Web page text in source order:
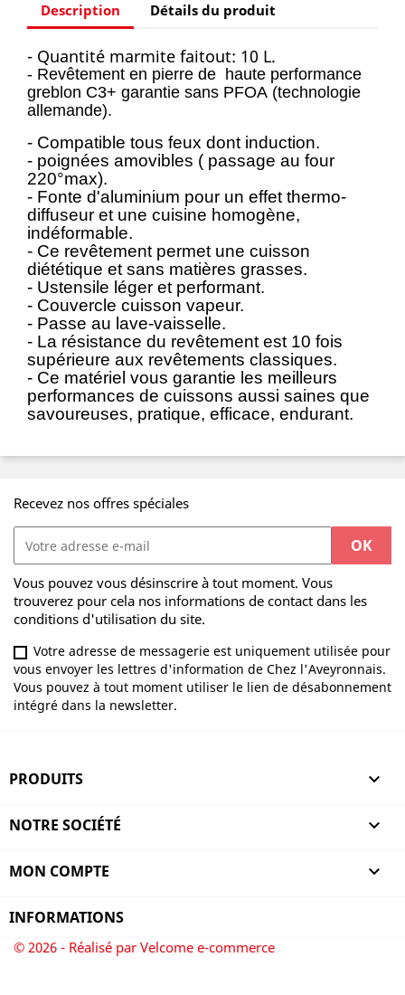
Description Détails du produit
- Quantité marmite faitout: 10 L.
- Revêtement en pierre de haute performance
greblon C3+ garantie sans PFOA (technologie
allemande).
- Compatible tous feux dont induction.
- poignées amovibles ( passage au four
220°max).
- Fonte d'aluminium pour un effet thermo-
diffuseur et une cuisine homogène,
indéformable.
- Ce revêtement permet une cuisson
diététique et sans matières grasses.
- Ustensile léger et performant.
- Couvercle cuisson vapeur.
- Passe au lave-vaisselle.
- La résistance du revêtement est 10 fois
supérieure aux revêtements classiques.
- Ce matériel vous garantie les meilleurs
performances de cuissons aussi saines que
savoureuses, pratique, efficace, endurant.
Recevez nos offres spéciales
Vous pouvez vous désinscrire à tout moment. Vous
trouverez pour cela nos informations de contact dans les
conditions d'utilisation du site.
Votre adresse de messagerie est uniquement utilisée pour
vous envoyer les lettres d'information de Chez l'Aveyronnais.
Vous pouvez à tout moment utiliser le lien de désabonnement
intégré dans la newsletter.
PRODUITS 
NOTRE SOCIÉTÉ 
MON COMPTE 
INFORMATIONS
© 2026 - Réalisé par Velcome e-commerce